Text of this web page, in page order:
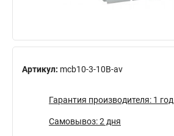
Артикул: mcb10-3-10B-av
Гарантия производителя: 1 год
Самовывоз: 2 дня